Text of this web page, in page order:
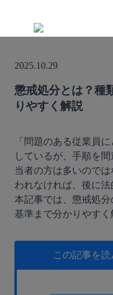
TUNAG
サポート体
セキュリ
料金案内
導入事例
活用方法
運営会社
セミナー
2025.10.29
懲戒処分とは？種
りやすく解説
「問題のある従業員
しているが、手順を
当者の方は多いので
われなければ、後に
本記事では、懲戒処
基準まで分かりやすく
この記事を読